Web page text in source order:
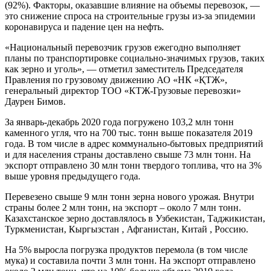
(92%). Факторы, оказавшие влияние на объемы перевозок, —
это снижение спроса на строительные грузы из-за эпидемии
коронавируса и падение цен на нефть.
«Национальный перевозчик грузов ежегодно выполняет
планы по транспортировке социально-значимых грузов, таких
как зерно и уголь», — отметил заместитель Председателя
Правления по грузовому движению АО «НК «ҚТЖ»,
генеральный директор ТОО «КТЖ-Грузовые перевозки»
Даурен Бимов.
За январь-декабрь 2020 года погружено 103,2 млн тонн
каменного угля, что на 700 тыс. тонн выше показателя 2019
года. В том числе в адрес коммунально-бытовых предприятий
и для населения страны доставлено свыше 73 млн тонн. На
экспорт отправлено 30 млн тонн твердого топлива, что на 3%
выше уровня предыдущего года.
Перевезено свыше 9 млн тонн зерна нового урожая. Внутри
страны более 2 млн тонн, на экспорт – около 7 млн тонн.
Казахстанское зерно доставлялось в Узбекистан, Таджикистан,
Туркменистан, Кыргызстан , Афганистан, Китай , Россию.
На 5% выросла погрузка продуктов перемола (в том числе
мука) и составила почти 3 млн тонн. На экспорт отправлено